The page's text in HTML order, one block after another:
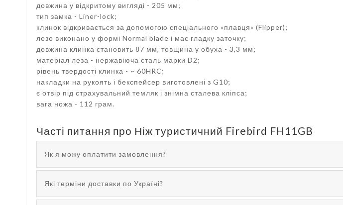
довжина у відкритому вигляді - 205 мм;
тип замка - Liner-lock;
клинок відкривається за допомогою спеціального «плавця» (Flipper);
лезо виконано у формі Normal blade і має гладку заточку;
довжина клинка становить 87 мм, товщина у обуха - 3,3 мм;
матеріал леза - нержавіюча сталь марки D2;
рівень твердості клинка - ~ 60HRC;
накладки на рукоять і бекспейсер виготовлені з G10;
є отвір під страхувальний темляк і знімна сталева кліпса;
вага ножа - 112 грам.
Часті питання про Ніж туристичний Firebird FH11GB
Як я можу оплатити замовлення?
Які терміни доставки по Україні?